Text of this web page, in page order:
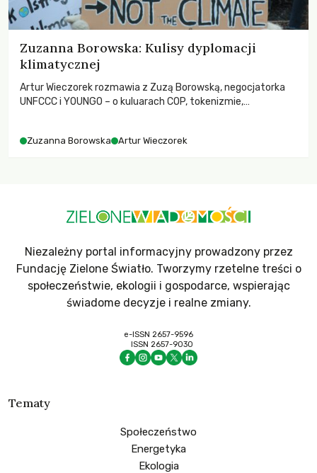
Zuzanna Borowska: Kulisy dyplomacji
klimatycznej
Artur Wieczorek rozmawia z Zuzą Borowską, negocjatorka
UNFCCC i YOUNGO – o kuluarach COP, tokenizmie,
Zuzanna Borowska Artur Wieczorek
Niezależny portal informacyjny prowadzony przez
Fundację Zielone Światło. Tworzymy rzetelne treści o
społeczeństwie, ekologii i gospodarce, wspierając
świadome decyzje i realne zmiany.
e-ISSN 2657-9596
ISSN 2657-9030
Tematy
Społeczeństwo
Energetyka
Ekologia